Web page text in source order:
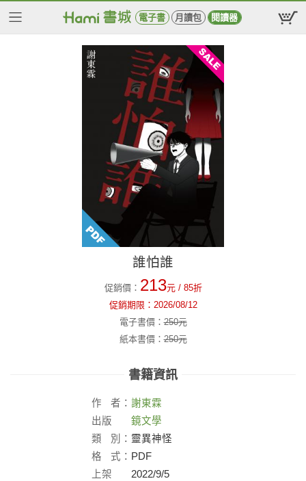
電子書 月讀包 閱讀器
誰怕誰
促銷價： 213元 / 85折
促銷期限： 2026/08/12
電子書價：250元
紙本書價：250元
書籍資訊
作 者： 謝東霖
出版
社：
鏡文學
類
別： 靈異神怪
格
式： PDF
上架
2022/9/5